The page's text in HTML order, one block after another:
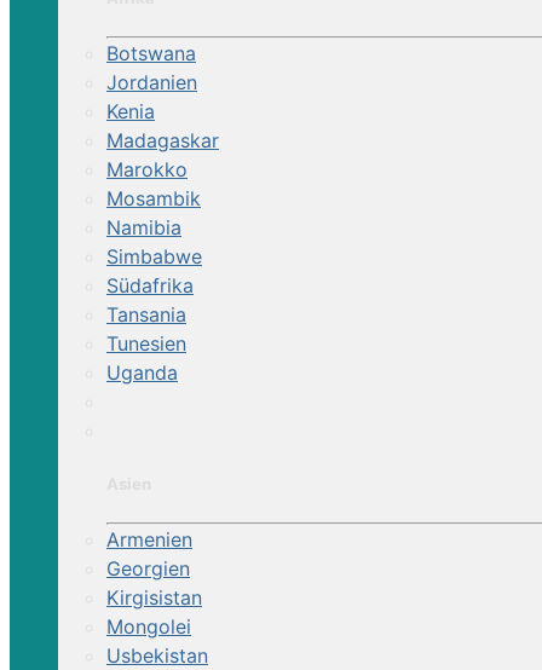
Botswana
Jordanien
Kenia
Madagaskar
Marokko
Mosambik
Namibia
Simbabwe
Südafrika
Tansania
Tunesien
Uganda
Armenien
Georgien
Kirgisistan
Mongolei
Usbekistan